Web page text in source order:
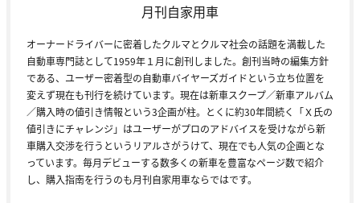
月刊自家用車
オーナードライバーに密着したクルマとクルマ社会の話題を満載した
自動車専門誌として1959年１月に創刊しました。創刊当時の編集方針
である、ユーザー密着型の自動車バイヤーズガイドという立ち位置を
変えず現在も刊行を続けています。現在は新車スクープ／新車アルバム
／購入時の値引き情報という3企画が柱。とくに約30年間続く「Ｘ氏の
値引きにチャレンジ」はユーザーがプロのアドバイスを受けながら新
車購入交渉を行うというリアルさがうけて、現在でも人気の企画とな
っています。毎月デビューする数多くの新車を豊富なページ数で紹介
し、購入指南を行うのも月刊自家用車ならではです。